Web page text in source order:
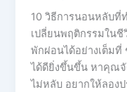
10 วิธีการนอนหลับที่
เปลี่ยนพฤติกรรมในชี
พักผ่อนได้อย่างเต็ม
ได้ดียิ่งขึ้นขึ้น หาคุณ
ไม่หลับ อยากให้ลอง